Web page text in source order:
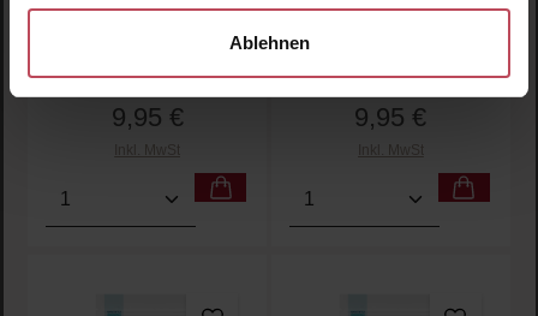
Ablehnen
Regulärer Preis:
9,95 €
Inkl. MwSt
Produkt Anzahl: Gib den gewünschten Wert ein
Regulärer Preis:
9,95 €
Inkl. MwSt
Produkt Anzahl: Gib